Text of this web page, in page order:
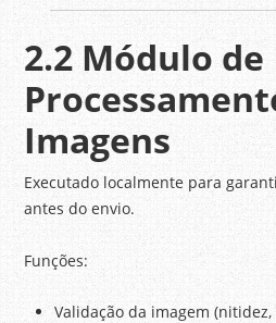
2.2 Módulo de
Imagens
Executado localmente para
antes do envio.
Funções:
Validação da imagem (nitidez,